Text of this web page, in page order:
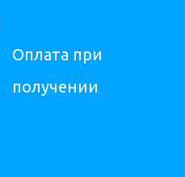
Оплата при
получении